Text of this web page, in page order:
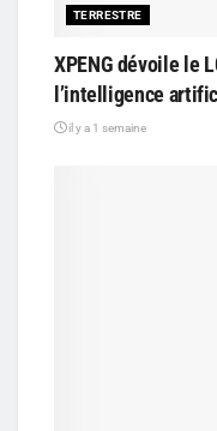
TERRESTRE
XPENG dévoile le
l’intelligence
il y a 1 semaine